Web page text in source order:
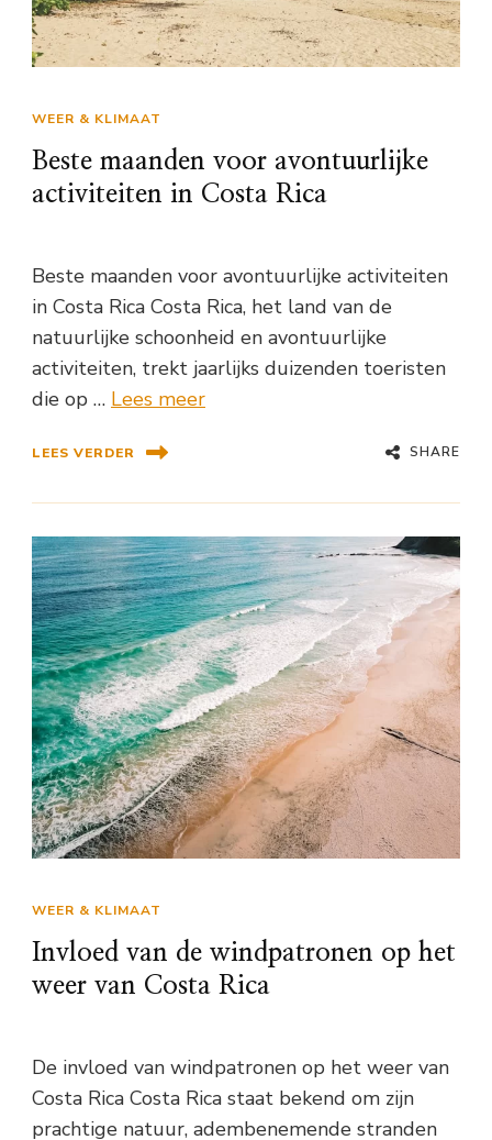
WEER & KLIMAAT
Beste maanden voor avontuurlijke
activiteiten in Costa Rica
Beste maanden voor avontuurlijke activiteiten
in Costa Rica Costa Rica, het land van de
natuurlijke schoonheid en avontuurlijke
activiteiten, trekt jaarlijks duizenden toeristen
die op … Lees meer
LEES VERDER SHARE
WEER & KLIMAAT
Invloed van de windpatronen op het
weer van Costa Rica
De invloed van windpatronen op het weer van
Costa Rica Costa Rica staat bekend om zijn
prachtige natuur, adembenemende stranden